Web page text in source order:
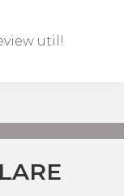
util!